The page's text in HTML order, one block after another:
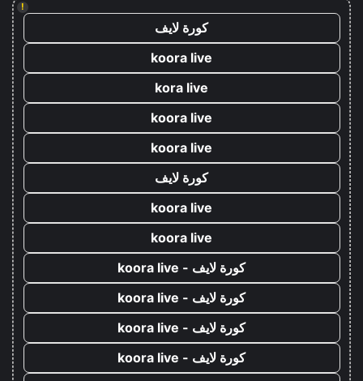
!
كورة لايف
koora live
kora live
koora live
koora live
كورة لايف
koora live
koora live
كورة لايف - koora live
كورة لايف - koora live
كورة لايف - koora live
كورة لايف - koora live